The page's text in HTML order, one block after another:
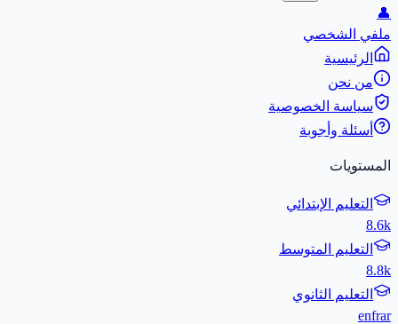
👤
ملفي الشخصي
الرئيسية
من نحن
سياسة الخصوصية
أسئلة وأجوبة
المستويات
التعليم الإبتدائي
8.6k
التعليم المتوسط
8.8k
التعليم الثانوي
enfrar